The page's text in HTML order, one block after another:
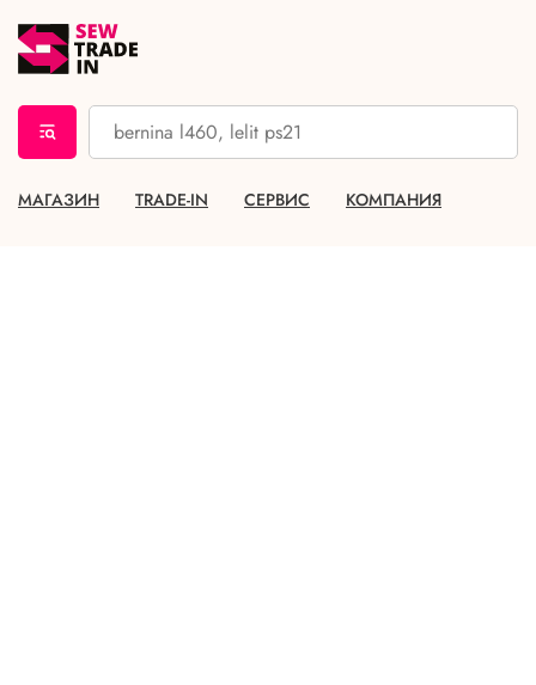
МАГАЗИН TRADE-IN СЕРВИС КОМПАНИЯ